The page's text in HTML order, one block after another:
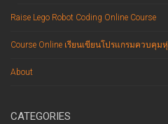
Raise Lego Robot Coding Online Course
Course Online เรียนเขียนโปรแกรมควบคุม
About
CATEGORIES